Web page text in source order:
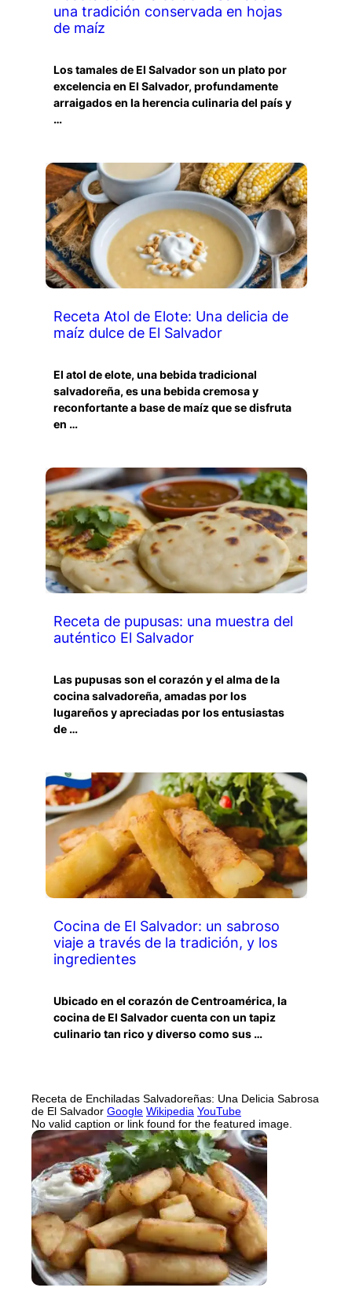
una tradición conservada en hojas
de maíz
Los tamales de El Salvador son un plato por
excelencia en El Salvador, profundamente
arraigados en la herencia culinaria del país y
…
Receta Atol de Elote: Una delicia de
maíz dulce de El Salvador
El atol de elote, una bebida tradicional
salvadoreña, es una bebida cremosa y
reconfortante a base de maíz que se disfruta
en …
Receta de pupusas: una muestra del
auténtico El Salvador
Las pupusas son el corazón y el alma de la
cocina salvadoreña, amadas por los
lugareños y apreciadas por los entusiastas
de …
Cocina de El Salvador: un sabroso
viaje a través de la tradición, y los
ingredientes
Ubicado en el corazón de Centroamérica, la
cocina de El Salvador cuenta con un tapiz
culinario tan rico y diverso como sus …
Receta de Enchiladas Salvadoreñas: Una Delicia Sabrosa
de El Salvador Google Wikipedia YouTube
No valid caption or link found for the featured image.